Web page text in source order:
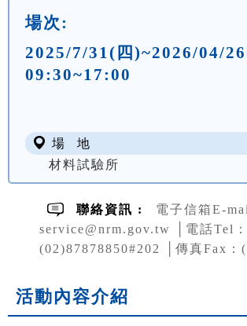
場次:
2025/7/31(四)~2026/04/
09:30~17:00
場 地
材料試驗所
聯絡資訊 :
電子信箱E-
service@nrm.gov.tw │電話Tel：
(02)87878850#202 │傳真Fax：
活動內容介紹